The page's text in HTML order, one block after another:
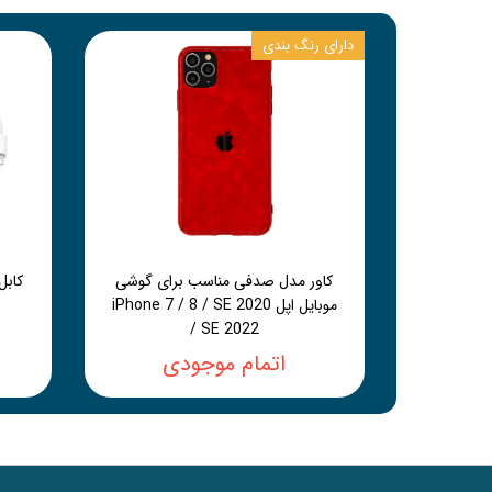
کاور مدل صدفی مناسب برای گوشی
موبایل اپل iPhone 7 / 8 / SE 2020
/ SE 2022
اتمام موجودی
دارای رنگ بندی